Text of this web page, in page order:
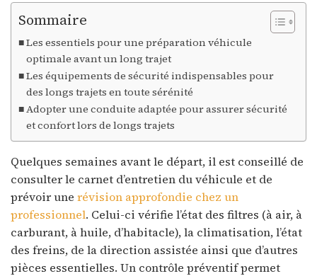
Sommaire
Les essentiels pour une préparation véhicule
optimale avant un long trajet
Les équipements de sécurité indispensables pour
des longs trajets en toute sérénité
Adopter une conduite adaptée pour assurer sécurité
et confort lors de longs trajets
Quelques semaines avant le départ, il est conseillé de
consulter le carnet d’entretien du véhicule et de
prévoir une révision approfondie chez un
professionnel. Celui-ci vérifie l’état des filtres (à air, à
carburant, à huile, d’habitacle), la climatisation, l’état
des freins, de la direction assistée ainsi que d’autres
pièces essentielles. Un contrôle préventif permet